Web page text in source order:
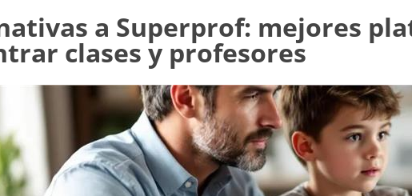
clases y profesores